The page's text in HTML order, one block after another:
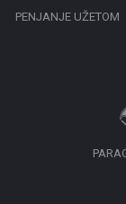
PENJANJE UŽETOM